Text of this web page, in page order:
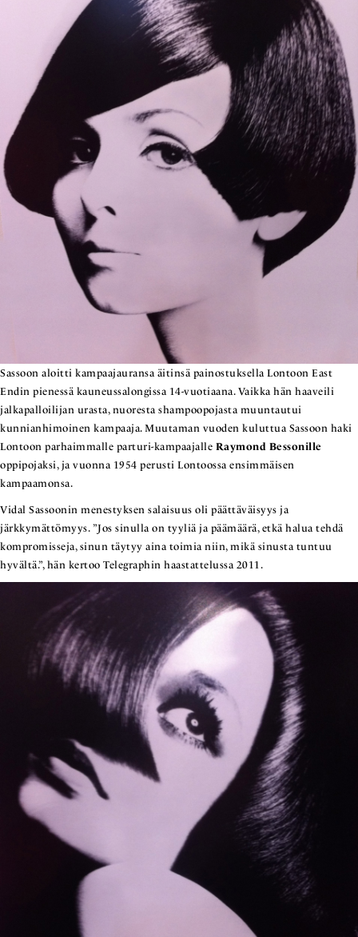
Sassoon aloitti kampaajauransa äitinsä painostuksella Lontoon East
Endin pienessä kauneussalongissa 14-vuotiaana. Vaikka hän haaveili
jalkapalloilijan urasta, nuoresta shampoopojasta muuntautui
kunnianhimoinen kampaaja. Muutaman vuoden kuluttua Sassoon haki
Lontoon parhaimmalle parturi-kampaajalle Raymond Bessonille
oppipojaksi, ja vuonna 1954 perusti Lontoossa ensimmäisen
kampaamonsa.
Vidal Sassoonin menestyksen salaisuus oli päättäväisyys ja
järkkymättömyys. ”Jos sinulla on tyyliä ja päämäärä, etkä halua tehdä
kompromisseja, sinun täytyy aina toimia niin, mikä sinusta tuntuu
hyvältä.”, hän kertoo Telegraphin haastattelussa 2011.